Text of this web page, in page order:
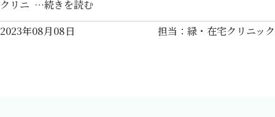
クリニ …続きを読む
2023年08月08日
担当：緑・在宅クリニック